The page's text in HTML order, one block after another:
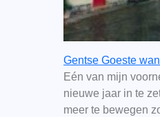
Gentse Goeste
Eén van mijn
nieuwe jaar in te
meer te bewegen